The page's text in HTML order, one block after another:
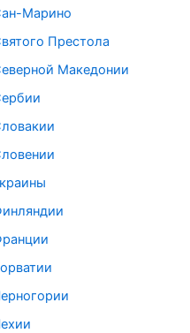
Марино
Престола
Македонии